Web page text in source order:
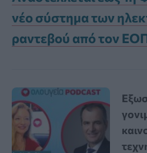
νέο σύστημα των
ραντεβού από τον